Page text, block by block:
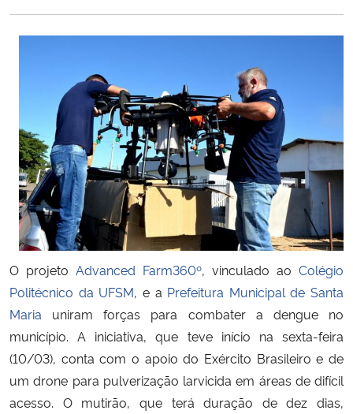
Ministério da Ciência, Tecnologia, Inovações e Comunicações
Ministério do Turismo
Ministério do Desenvolvimento Regional
Controladoria-Geral da União
Ministério da Mulher, da Família e dos Direitos Humanos
Secretaria-Geral
Secretaria de Governo
Gabinete de Segurança Institucional
Advocacia-Geral da União
O projeto Advanced Farm360º, vinculado ao Colégio
Politécnico da UFSM, e a Prefeitura Municipal de Santa
Maria uniram forças para combater a dengue no
município. A iniciativa, que teve início na sexta-feira
(10/03), conta com o apoio do Exército Brasileiro e de
um drone para pulverização larvicida em áreas de difícil
acesso. O mutirão, que terá duração de dez dias,